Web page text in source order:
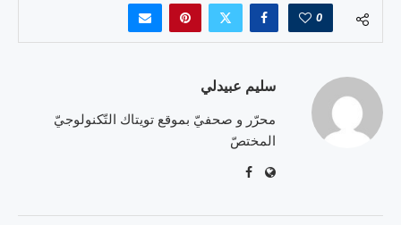
0
سليم عبيدلي
محرّر و صحفيّ بموقع تويتاك التّكنولوجيّ
المختصّ